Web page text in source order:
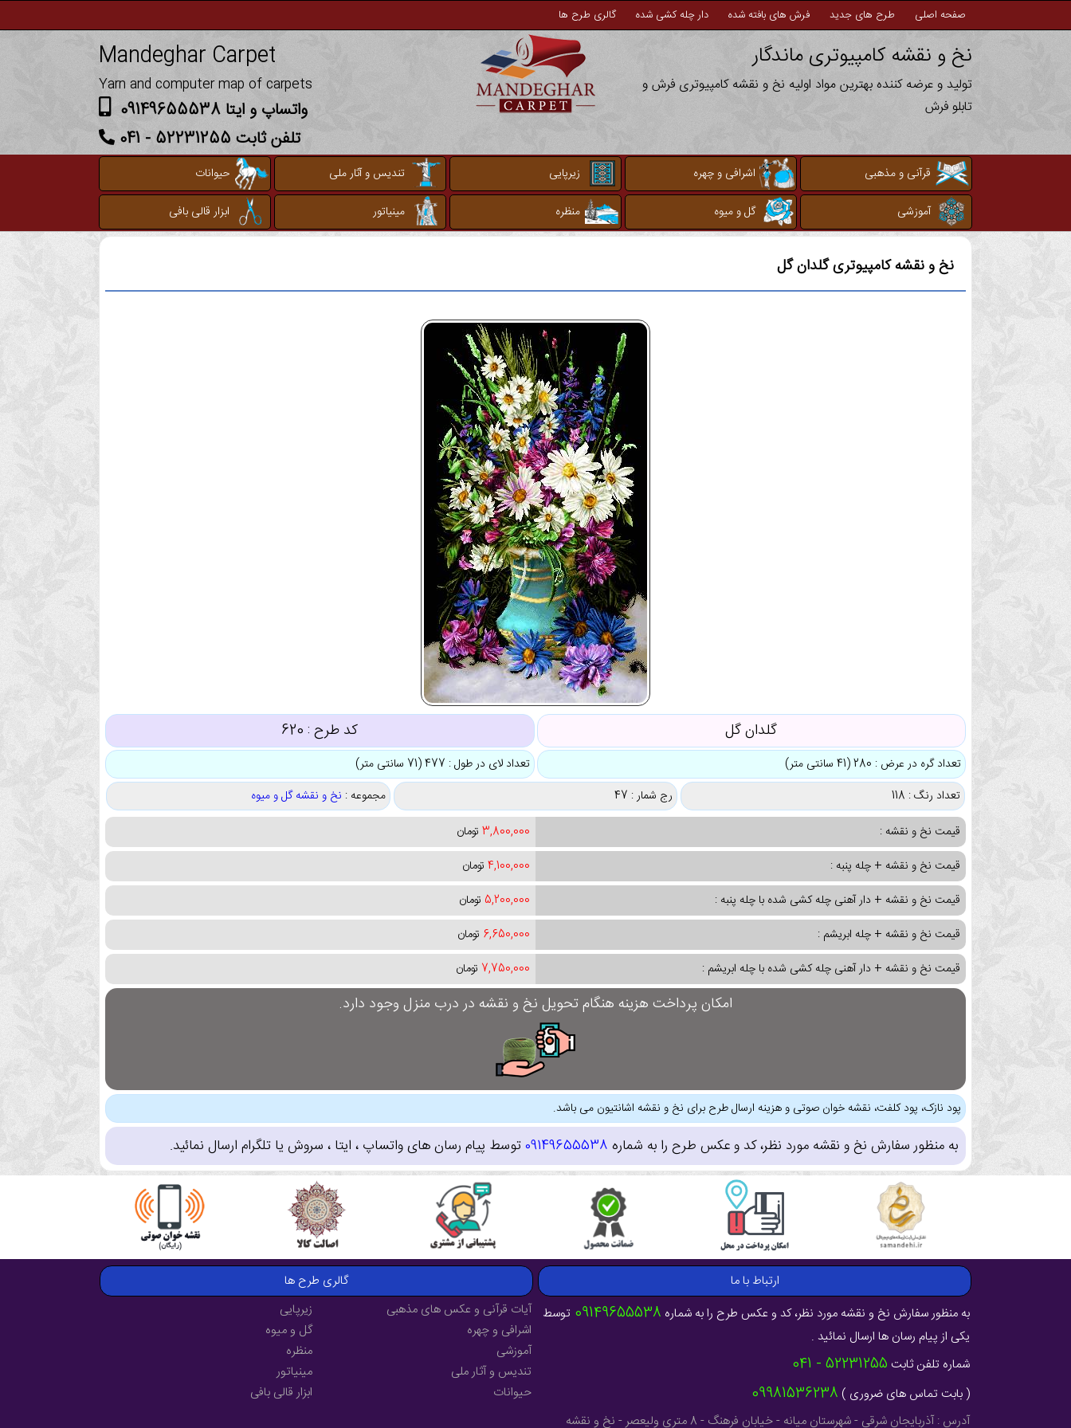
صفحه اصلی طرح های جدید فرش های بافته شده دار چله کشی شده گالری طرح ها
نخ و نقشه کامپیوتری ماندگار
تولید و عرضه کننده بهترین مواد اولیه نخ و نقشه کامپیوتری فرش و
تابلو فرش
Mandeghar Carpet
Yarn and computer map of carpets
واتساپ و ایتا 09149655538
تلفن ثابت 52231255 - 041
قرآنی و مذهبی اشرافی و چهره زیرپایی تندیس و آثار ملی
حیوانات
آموزشی
گل و میوه منظره مینیاتور ابزار قالی بافی
نخ و نقشه کامپیوتریگلدان گل
گلدان گل کد طرح : 620
تعداد گره در عرض : 280 (41 سانتی متر)
تعداد لای در طول : 477 (71 سانتی متر)
تعداد رنگ : 118
رج شمار : 47 مجموعه : نخ و نقشه گل و میوه
قیمت نخ و نقشه :
3,800,000 تومان
قیمت نخ و نقشه + چله پنبه :
4,100,000 تومان
قیمت نخ و نقشه + دار آهنی چله کشی شده با چله پنبه :
5,200,000 تومان
قیمت نخ و نقشه + چله ابریشم :
6,650,000 تومان
قیمت نخ و نقشه + دار آهنی چله کشی شده با چله ابریشم :
7,750,000 تومان
امکان پرداخت هزینه هنگام تحویل نخ و نقشه در درب منزل وجود دارد.
پود نازک، پود کلفت، نقشه خوان صوتی و هزینه ارسال طرح برای نخ و نقشه اشانتیون می باشد.
به منظور سفارش نخ و نقشه مورد نظر، کد و عکس طرح را به شماره 09149655538توسط پیام رسان های واتساپ ، ایتا ، سروش یا تلگرام ارسال نمائید.
ارتباط با ما
به منظور سفارش نخ و نقشه مورد نظر، کد و عکس طرح را به شماره 09149655538 توسط
یکی از پیام رسان ها ارسال نمائید .
شماره تلفن ثابت 52231255 - 041
( بابت تماس های ضروری ) 09981536238
آدرس : آذربایجان شرقی - شهرستان میانه - خیابان فرهنگ - 8 متری ولیعصر - نخ و نقشه
گالری طرح ها
آیات قرآنی و عکس های مذهبی
اشرافی و چهره
آموزشی
تندیس و آثار ملی
حیوانات
زیرپایی
گل و میوه
منظره
مینیاتور
ابزار قالی بافی